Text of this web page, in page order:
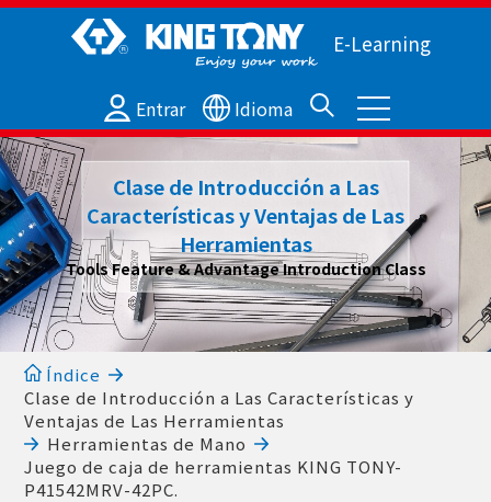
E-Learning
Entrar Idioma
Clase de Introducción a Las
Características y Ventajas de Las
Herramientas
Tools Feature & Advantage Introduction Class
Índice
Clase de Introducción a Las Características y
Ventajas de Las Herramientas
Herramientas de Mano
Juego de caja de herramientas KING TONY-
P41542MRV-42PC.